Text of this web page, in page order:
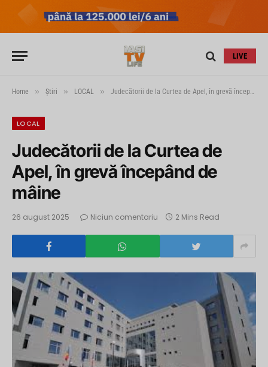
LIVE
Home » Știri » LOCAL » Judecătorii de la Curtea de Apel, în grevă începând de mâine
LOCAL
Judecătorii de la Curtea de
Apel, în grevă începând de
mâine
26 august 2025 Niciun comentariu 2 Mins Read